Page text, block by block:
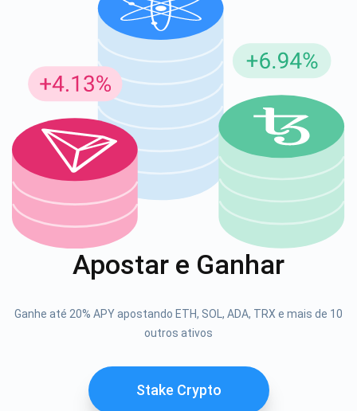
Apostar e Ganhar
Ganhe até 20% APY apostando ETH, SOL, ADA, TRX e mais de 10
outros ativos
Stake Crypto
1000.000
SE
INSCREVER
support@atomicwallet.io
Confira nosso YouTube
Inscreva-se para atualizações
Seja o primeiro a receber as últimas atualizações do
projeto e guias de criptografia
Se inscrever